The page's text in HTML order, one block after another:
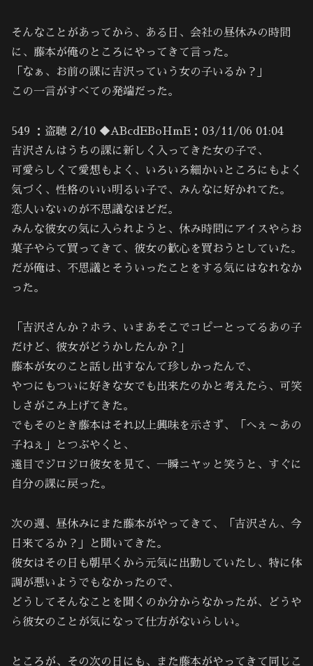
そんなことがあってから、ある日、会社の昼休みの時間
に、藤本が俺のところにやってきて言った。
「なぁ、お前の課に吉沢っていう女の子いるか？」
この一言がすべての発端だった。
549 ：盗聴 2/10 ◆ABcdEBoHmE：03/11/06 01:04
吉沢さんはうちの課に新しく入ってきた女の子で、
可愛らしくて愛想もよく、いろいろ細かいところにもよく
気づく、性格のいい明るい子で、みんなに好かれてた。
恋人いないのが不思議なほどだ。
みんな彼女の気に入られようと、休み時間にアイスやらお
菓子やらて買ってきて、彼女の歓心を買おうとしていた。
だが俺は、不思議とそういったことをする気にはなれなか
った。
「吉沢さんか？ホラ、いまあそこでコピーとってるあの子
だけど、彼女がどうかしたんか？」
藤本が女のこと話し出すなんて珍しかったんで、
やつにもついに好きな女でも出来たのかと考えたら、可笑
しさがこみ上げてきた。
でもそのとき藤本はそれ以上興味を示さず、「へぇ～あの
子ねぇ」とつぶやくと、
遠目でジロジロ彼女を見て、一瞬ニヤッと笑うと、すぐに
自分の課に戻った。
次の週、昼休みにまた藤本がやってきて、「吉沢さん、今
日来てるか？」と聞いてきた。
彼女はその日も朝早くから元気に出勤していたし、特に体
調が悪いようでもなかったので、
どうしてそんなことを聞くのか分からなかったが、どうや
ら彼女のことが気になって仕方がないらしい。
ところが、その次の日にも、また藤本がやってきて同じこ